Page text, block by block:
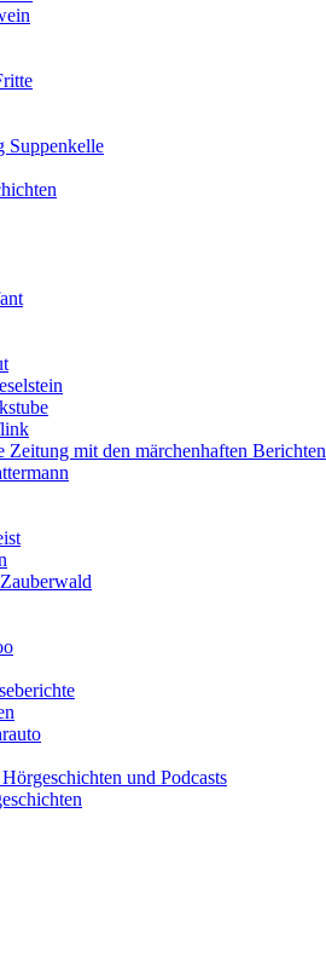
Suppenkelle
mit den märchenhaften Berichten
und Podcasts